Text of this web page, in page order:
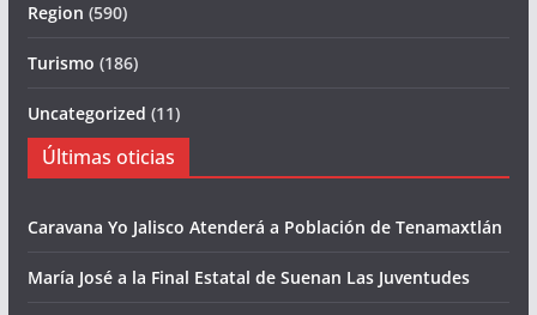
Region (590)
Turismo (186)
Uncategorized (11)
Últimas oticias
Caravana Yo Jalisco Atenderá a Población de Tenamaxtlán
María José a la Final Estatal de Suenan Las Juventudes